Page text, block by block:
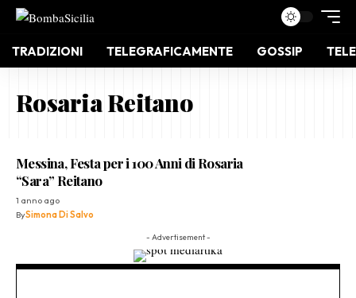
TRADIZIONI TELEGRAFICAMENTE GOSSIP
Rosaria Reitano
Messina, Festa per i 100 Anni di Rosaria
“Sara” Reitano
1 anno ago
BySimona Di Salvo
- Advertisement -